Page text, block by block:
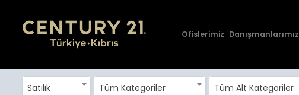
Ofislerimiz Danışmanlarımız
Satılık Tüm Kategoriler Tüm Alt Kategoriler